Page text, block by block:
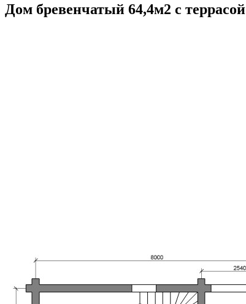
Дом бревенчатый 64,4м2 с террасой